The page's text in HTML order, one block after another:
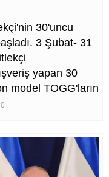
30'uncu
3 Şubat- 31
yapan 30
model TOGG'ların
0